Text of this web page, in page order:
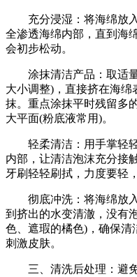
充分浸湿：将海绵放
全渗透海绵内部，直到海
会初步松动。
涂抹清洁产品：取适
大小调整)，直接挤在海
抹。重点涂抹平时残留多
大平面(粉底液常用)。
轻柔清洁：用手掌轻
内部，让清洁泡沫充分接
牙刷轻轻刷拭，力度要轻
彻底冲洗：将海绵放
到挤出的水变清澈，没有
色、遮瑕的橘色)，确保清
刺激皮肤。
三、清洗后处理：避